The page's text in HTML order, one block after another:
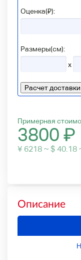
Оценка(₽):
Размеры(см):
x
Расчет доставки
Примерная
3800 ₽
¥ 6218 ~ $ 40.18
Описание